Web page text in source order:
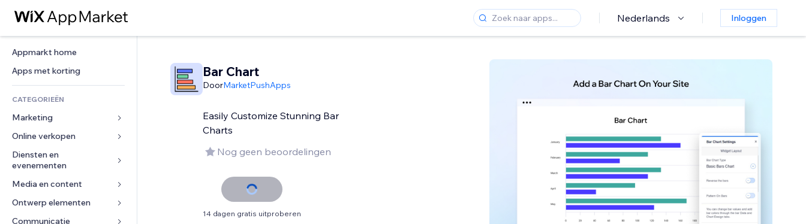
Nederlands Inloggen
Appmarkt home
Apps met korting
CATEGORIEËN
Marketing
Advertenties
Mobiel
Analytics
Social media
SEO
Betrokkenheid
Online verkopen
Apps voor webshops
Verzending en levering
Verkoopknoppen
Online cursussen
Print on demand
Diensten en
evenementen
Hotels
Evenementen
Restaurants
Media en content
Galerij
Muziek
Ontwerp elementen
Kaarten en navigatie
Bar Chart
DoorMarketPushApps
Easily Customize Stunning Bar
Charts
Nog geen beoordelingen
14 dagen gratis uitproberen